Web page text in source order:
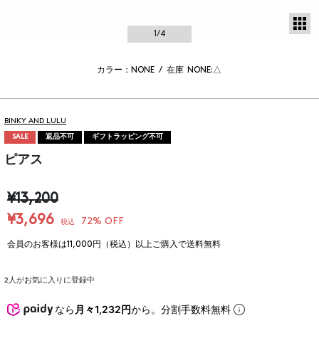
1/4
カラー：NONE / 在庫 NONE:△
BINKY AND LULU
SALE 返品不可 ギフトラッピング不可
ピアス
¥13,200
¥3,696
税込 72% OFF
会員のお客様は11,000円（税込）以上ご購入で送料無料
2 人がお気に入りに登録中
なら 月々1,232円から。分割手数料無料